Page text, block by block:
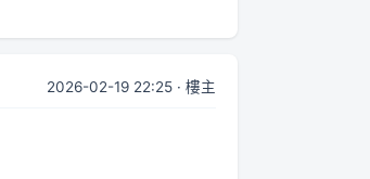
2026-02-19 22:25 · 樓主